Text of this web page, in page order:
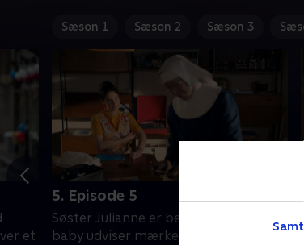
Sæson 1 Sæson 2 Sæson 3
et
5. Episode 5
Søster Julianne er bekymret, da en
baby udviser mærkelige symptomer.